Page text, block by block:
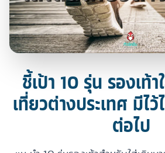
ชี้เป้า 10 รุ่น รองเท้
เที่ยวต่างประเทศ มีไ
ต่อไป